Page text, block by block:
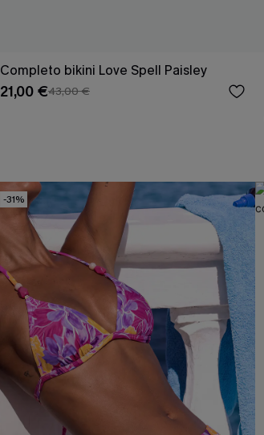
Completo bikini Love Spell Paisley
21,00 €43,00 €
-31%